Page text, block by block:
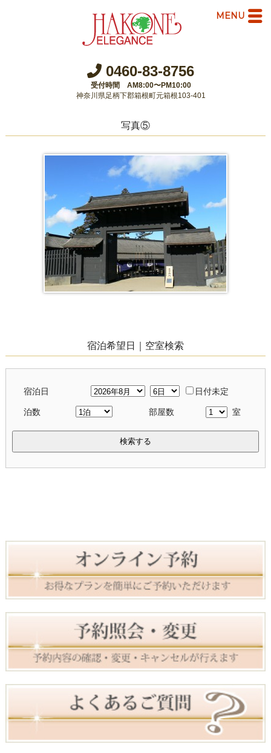
0460-83-8756
受付時間 AM8:00〜PM10:00
神奈川県足柄下郡箱根町元箱根103-401
写真⑤
宿泊希望日｜空室検索
宿泊日 日付未定
泊数 部屋数 室
検索する
MENU